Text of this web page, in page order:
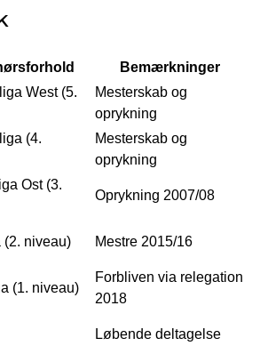
Bemærkninger
West (5.
Mesterskab og
oprykning
(4.
Mesterskab og
oprykning
Ost (3.
Oprykning 2007/08
(2. niveau) Mestre 2015/16
(1. niveau)
Forbliven via relegation
2018
Løbende deltagelse